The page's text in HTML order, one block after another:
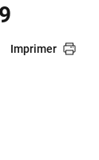
Imprimer